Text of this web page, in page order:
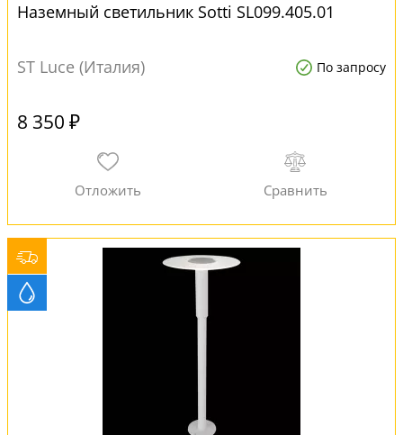
Наземный светильник Sotti SL099.405.01
ST Luce (Италия) По запросу
8 350 ₽